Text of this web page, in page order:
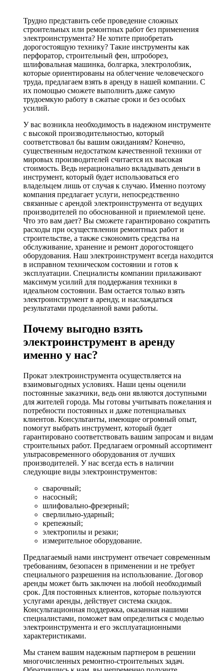
Трудно представить себе проведение сложных
строительных или ремонтных работ без применения
электроинструмента? Не хотите приобретать
дорогостоящую технику? Такие инструменты как
перфоратор, строительный фен, штроборез,
шлифовальная машинка, болгарка, электролобзик,
которые ориентированы на облегчение человеческого
труда, предлагаем взять в аренду в нашей компании. С
их помощью сможете выполнить даже самую
трудоемкую работу в сжатые сроки и без особых
усилий.
У вас возникла необходимость в надежном инструменте
с высокой производительностью, который
соответствовал бы вашим ожиданиям? Конечно,
существенным недостатком качественной техники от
мировых производителей считается их высокая
стоимость. Ведь нерационально вкладывать деньги в
инструмент, который будет использоваться его
владельцем лишь от случая к случаю. Именно поэтому
компания предлагает услуги, непосредственно
связанные с арендой электроинструмента от ведущих
производителей по обоснованной и приемлемой цене.
Что это вам дает? Вы сможете гарантировано сократить
расходы при осуществлении ремонтных работ и
строительстве, а также сэкономить средства на
обслуживание, хранение и ремонт дорогостоящего
оборудования. Наш электроинструмент всегда находится
в исправном техническом состоянии и готов к
эксплуатации. Специалисты компании прилаживают
максимум усилий для поддержания техники в
идеальном состоянии. Вам остается только взять
электроинструмент в аренду, и наслаждаться
результатами проделанной вами работы.
Почему выгодно взять
электроинструмент в аренду
именно у нас?
Прокат электроинструмента осуществляется на
взаимовыгодных условиях. Наши цены оценили
постоянные заказчики, ведь они являются доступными
для жителей города. Мы готовы учитывать пожелания и
потребности постоянных и даже потенциальных
клиентов. Консультанты, имеющие огромный опыт,
помогут выбрать инструмент, который будет
гарантировано соответствовать вашим запросам и видам
строительных работ. Предлагаем огромный ассортимент
ультрасовременного оборудования от лучших
производителей. У нас всегда есть в наличии
следующие виды электроинструментов:
сварочный;
насосный;
шлифовально-фрезерный;
сверлильно-ударный;
крепежный;
электропилы и резаки;
измерительное оборудование.
Предлагаемый нами инструмент отвечает современным
требованиям, безопасен в применении и не требует
специального разрешения на использование. Договор
аренды может быть заключен на любой необходимый
срок. Для постоянных клиентов, которые пользуются
услугами аренды, действует система скидок.
Консультационная поддержка, оказанная нашими
специалистами, поможет вам определиться с моделью
электроинструмента и его эксплуатационными
характеристиками.
Мы станем вашим надежным партнером в решении
многочисленных ремонтно-строительных задач.